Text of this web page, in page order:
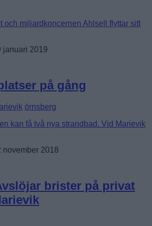
och miljardkoncernen Ahlsell flyttar sitt
januari 2019
på gång
örnsberg
kan få två nya strandbad. Vid Marievik
november 2018
brister på privat